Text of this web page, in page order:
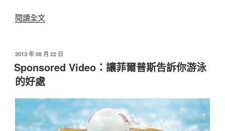
閱讀全文〈Sponsored
60
部
平
板
電
腦
演
發
佈
於
2013 年 08 月 22 日
Sponsored Video：讓菲爾普斯告訴你游泳
的好處